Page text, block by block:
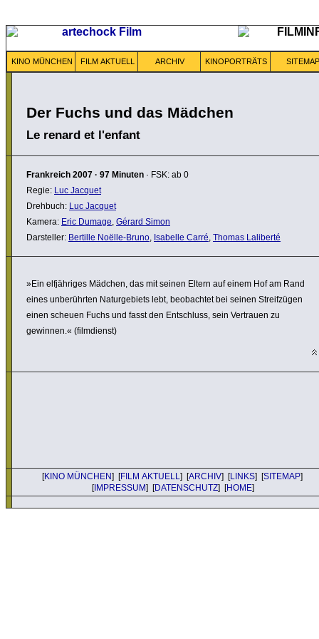
KINO MÜNCHEN FILM AKTUELL ARCHIV KINOPORTRÄTS SITEMAP
Der Fuchs und das Mädchen
Le renard et l'enfant
Frankreich 2007 · 97 Minuten · FSK: ab 0
Regie: Luc Jacquet
Drehbuch: Luc Jacquet
Kamera: Eric Dumage, Gérard Simon
Darsteller: Bertille Noëlle-Bruno, Isabelle Carré, Thomas Laliberté
»Ein elfjäh­riges Mädchen, das mit seinen Eltern auf einem Hof am Rand
eines unberührten Natur­ge­biets lebt, beob­achtet bei seinen Streif­zügen
einen scheuen Fuchs und fasst den Entschluss, sein Vertrauen zu
gewinnen.« (film­dienst)
[KINO MÜNCHEN] [FILM AKTUELL] [ARCHIV] [LINKS] [SITEMAP]
[IMPRESSUM] [DATENSCHUTZ] [HOME]